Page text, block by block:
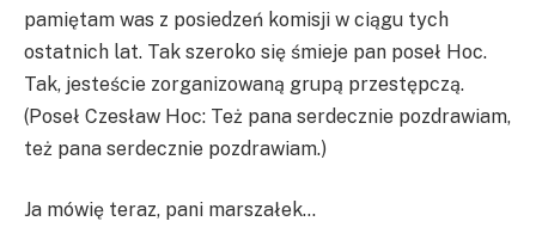
pamiętam was z posiedzeń komisji w ciągu tych
ostatnich lat. Tak szeroko się śmieje pan poseł Hoc.
Tak, jesteście zorganizowaną grupą przestępczą.
(Poseł Czesław Hoc: Też pana serdecznie pozdrawiam,
też pana serdecznie pozdrawiam.)
Ja mówię teraz, pani marszałek…